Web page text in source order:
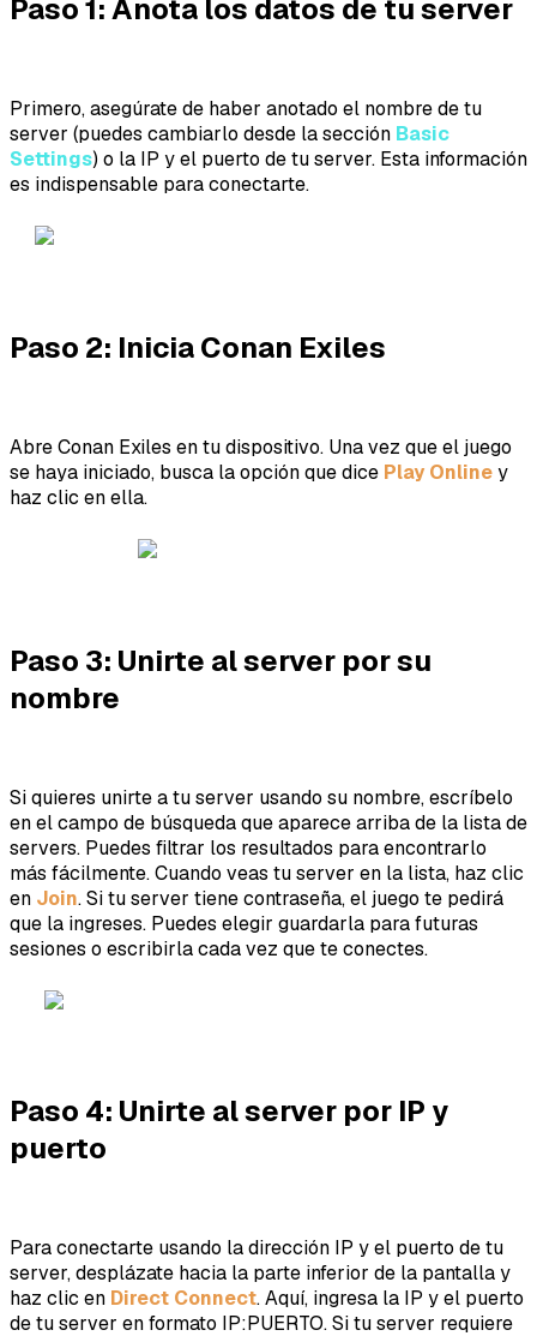
Paso 1: Anota los datos de tu server
Primero, asegúrate de haber anotado el nombre de tu
server (puedes cambiarlo desde la sección Basic
Settings) o la IP y el puerto de tu server. Esta información
es indispensable para conectarte.
Paso 2: Inicia Conan Exiles
Abre Conan Exiles en tu dispositivo. Una vez que el juego
se haya iniciado, busca la opción que dice Play Onliney
haz clic en ella.
Paso 3: Unirte al server por su
nombre
Si quieres unirte a tu server usando su nombre, escríbelo
en el campo de búsqueda que aparece arriba de la lista de
servers. Puedes filtrar los resultados para encontrarlo
más fácilmente. Cuando veas tu server en la lista, haz clic
en Join. Si tu server tiene contraseña, el juego te pedirá
que la ingreses. Puedes elegir guardarla para futuras
sesiones o escribirla cada vez que te conectes.
Paso 4: Unirte al server por IP y
puerto
Para conectarte usando la dirección IP y el puerto de tu
server, desplázate hacia la parte inferior de la pantalla y
haz clic en Direct Connect. Aquí, ingresa la IP y el puerto
de tu server en formato IP:PUERTO. Si tu server requiere